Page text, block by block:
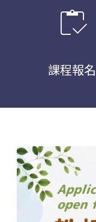
inventory
課程報名